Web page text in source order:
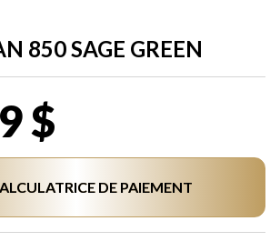
850 SAGE GREEN
$
DE PAIEMENT